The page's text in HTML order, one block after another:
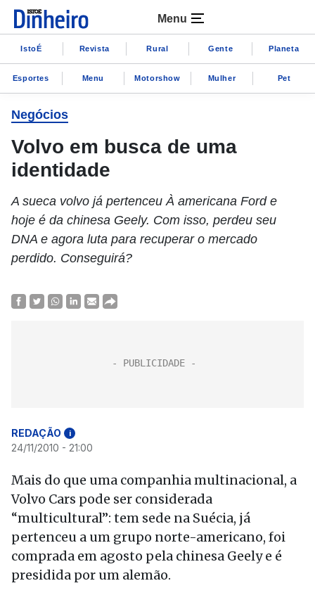
Menu
IstoÉ Revista Rural Gente Planeta
Esportes Menu Motorshow Mulher Pet
Negócios
Volvo em busca de uma
identidade
A sueca volvo já pertenceu À americana Ford e
hoje é da chinesa Geely. Com isso, perdeu seu
DNA e agora luta para recuperar o mercado
perdido. Conseguirá?
REDAÇÃO i
24/11/2010 - 21:00
Mais do que uma companhia multinacional, a
Volvo Cars pode ser considerada
“multicultural”: tem sede na Suécia, já
pertenceu a um grupo norte-americano, foi
comprada em agosto pela chinesa Geely e é
presidida por um alemão.